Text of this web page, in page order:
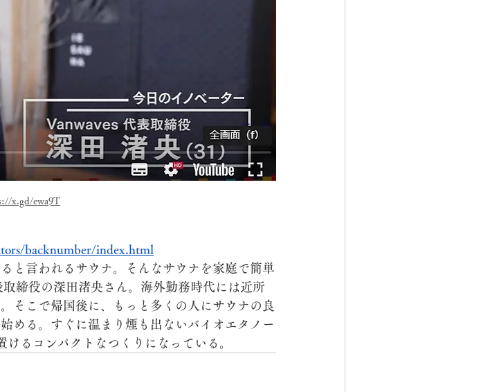
x.gd/ewa9T
backnumber/index.html
と言われるサウナ。そんなサウナを家庭で簡単
締役の深田渚央さん。海外勤務時代には近所
そこで帰国後に、もっと多くの人にサウナの良
める。すぐに温まり煙も出ないバイオエタノー
るコンパクトなつくりになっている。